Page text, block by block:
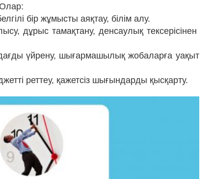
бір жұмысты аяқтау, білім алу.
дұрыс тамақтану, денсаулық тексерісінен
үйрену, шығармашылық жобаларға уақыт
реттеу, қажетсіз шығындарды қысқарту.